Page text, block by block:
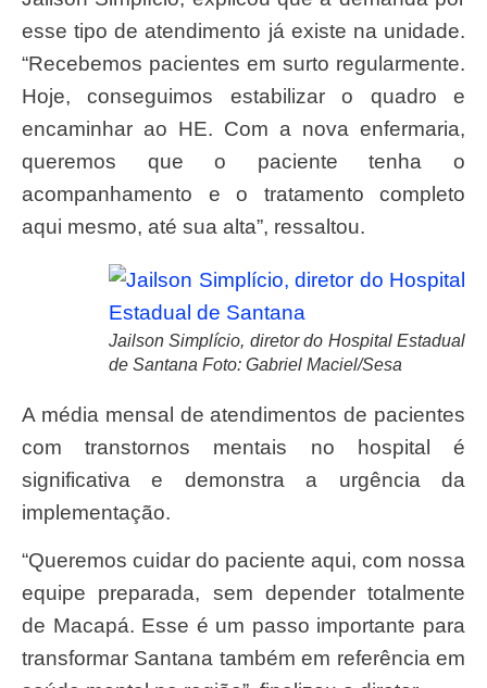
esse tipo de atendimento já existe na unidade.
“Recebemos pacientes em surto regularmente.
Hoje, conseguimos estabilizar o quadro e
encaminhar ao HE. Com a nova enfermaria,
queremos que o paciente tenha o
acompanhamento e o tratamento completo
aqui mesmo, até sua alta”, ressaltou.
Jailson Simplício, diretor do Hospital Estadual
de Santana Foto: Gabriel Maciel/Sesa
A média mensal de atendimentos de pacientes
com transtornos mentais no hospital é
significativa e demonstra a urgência da
implementação.
“Queremos cuidar do paciente aqui, com nossa
equipe preparada, sem depender totalmente
de Macapá. Esse é um passo importante para
transformar Santana também em referência em